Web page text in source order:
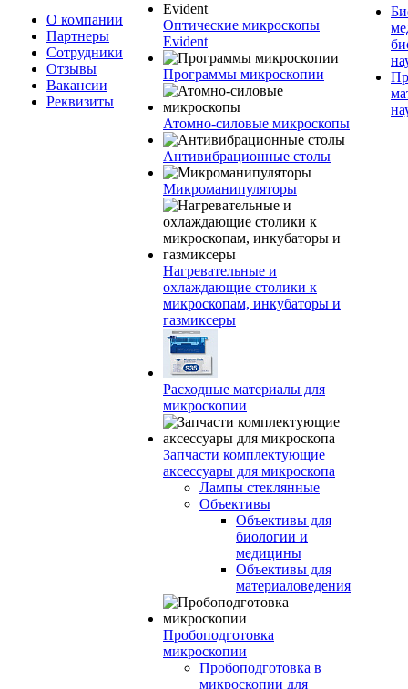
О компании
Партнеры
Сотрудники
Отзывы
Вакансии
Реквизиты
Оптические микроскопы
Evident
Программы микроскопии
Атомно-силовые микроскопы
Антивибрационные столы
Микроманипуляторы
Нагревательные и
охлаждающие столики к
микроскопам, инкубаторы и
газмиксеры
Расходные материалы для
микроскопии
Запчасти комплектующие
аксессуары для микроскопа
Лампы стеклянные
Объективы
Объективы для
биологии и
медицины
Объективы для
материаловедения
Пробоподготовка
микроскопии
Пробоподготовка в
микроскопии для